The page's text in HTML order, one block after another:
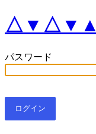
△▼△▼▲
パスワード